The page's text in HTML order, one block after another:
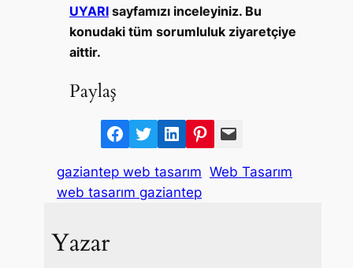
UYARI sayfamızı inceleyiniz. Bu
konudaki tüm sorumluluk ziyaretçiye
aittir.
Paylaş
F
T
w
t
L
P
M
a
gaziantep web tasarım Web Tasarım
web tasarım gaziantep
Yazar